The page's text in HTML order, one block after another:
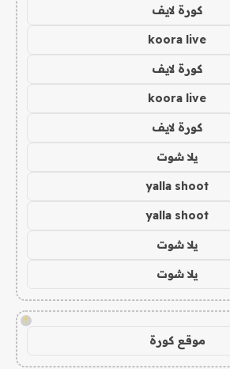
كورة لايف
koora live
كورة لايف
koora live
كورة لايف
يلا شوت
yalla shoot
yalla shoot
يلا شوت
يلا شوت
!
موقع كورة